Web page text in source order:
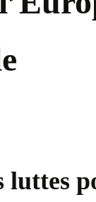
luttes